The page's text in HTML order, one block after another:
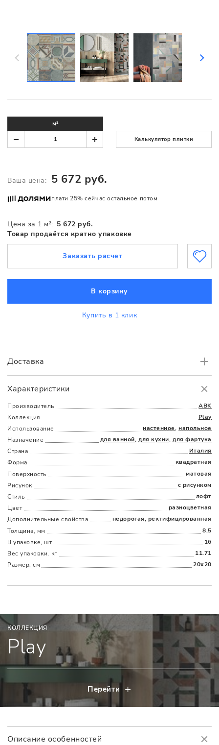
Характеристики
Производитель
ABK
Коллекция
Play
Использование
настенное,напольное
Назначение
для ванной,для кухни,для фартука
Страна
Италия
Форма
квадратная
Поверхность
матовая
Рисунок
с рисунком
Стиль
лофт
Цвет
разноцветная
Дополнительные cвойства
недорогая, ректифицированная
Толщина, мм
8.5
В упаковке, шт
16
Вес упаковки, кг
11.71
Размер, см
20x20
Доставка
Доставка
НаличымиКартойПо счетуДолями
Цена за 1 м²: 5 672 руб.
Товар продаётся кратно упаковке
м²
Калькулятор плитки
Ваша цена: 5 672 руб.
плати 25% сейчас остальное потом
В корзину
Купить в 1 клик
Заказать расчет
КОЛЛЕКЦИЯ
Play
Перейти
Описание особенностей